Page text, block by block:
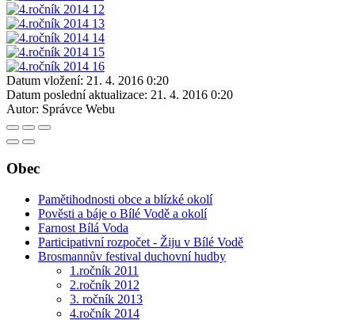
Datum vložení: 21. 4. 2016 0:20
Datum poslední aktualizace: 21. 4. 2016 0:20
Autor: Správce Webu
Obec
Pamětihodnosti obce a blízké okolí
Pověsti a báje o Bílé Vodě a okolí
Farnost Bílá Voda
Participativní rozpočet - Žiju v Bílé Vodě
Brosmannův festival duchovní hudby
1.ročník 2011
2.ročník 2012
3. ročník 2013
4.ročník 2014